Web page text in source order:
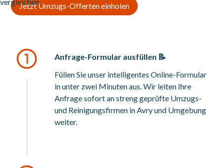
Jetzt Umzugs-Offerten einholen
Anfrage-Formular ausfüllen 📝
Füllen Sie unser intelligentes Online-Formular
in unter zwei Minuten aus. Wir leiten Ihre
Anfrage sofort an streng geprüfte Umzugs-
und Reinigungsfirmen in Avry und Umgebung
weiter.